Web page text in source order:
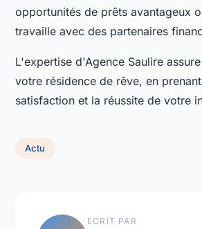
opportunités de prêts avantageux
travaille avec des partenaires
L'expertise d'Agence Saulire
votre résidence de rêve, en
satisfaction et la réussite de votre
Actu
ECRIT PAR